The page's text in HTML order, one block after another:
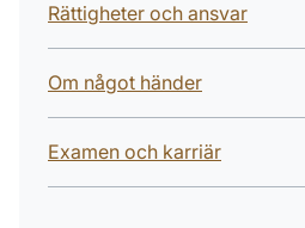
Rättigheter och ansvar
Om något händer
Examen och karriär